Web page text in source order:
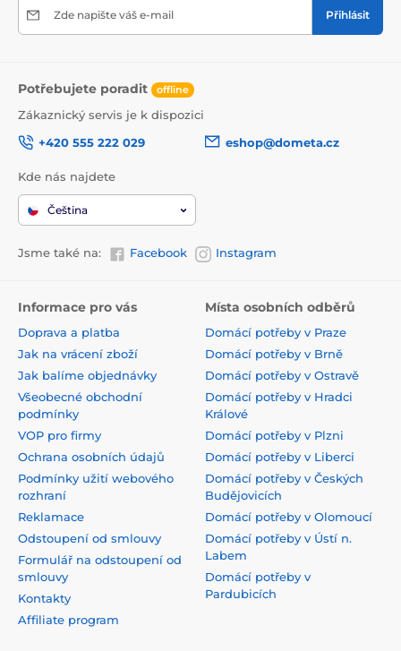
Zde napište váš e-mail Přihlásit
Potřebujete poradit offline
Zákaznický servis je k dispozici
+420 555 222 029
eshop@dometa.cz
Kde nás najdete
Čeština
Jsme také na: Facebook Instagram
Informace pro vás
Doprava a platba
Jak na vrácení zboží
Jak balíme objednávky
Všeobecné obchodní
podmínky
VOP pro firmy
Ochrana osobních údajů
Podmínky užití webového
rozhraní
Reklamace
Odstoupení od smlouvy
Formulář na odstoupení od
smlouvy
Kontakty
Affiliate program
Místa osobních odběrů
Domácí potřeby v Praze
Domácí potřeby v Brně
Domácí potřeby v Ostravě
Domácí potřeby v Hradci
Králové
Domácí potřeby v Plzni
Domácí potřeby v Liberci
Domácí potřeby v Českých
Budějovicích
Domácí potřeby v Olomoucí
Domácí potřeby v Ústí n.
Labem
Domácí potřeby v
Pardubicích